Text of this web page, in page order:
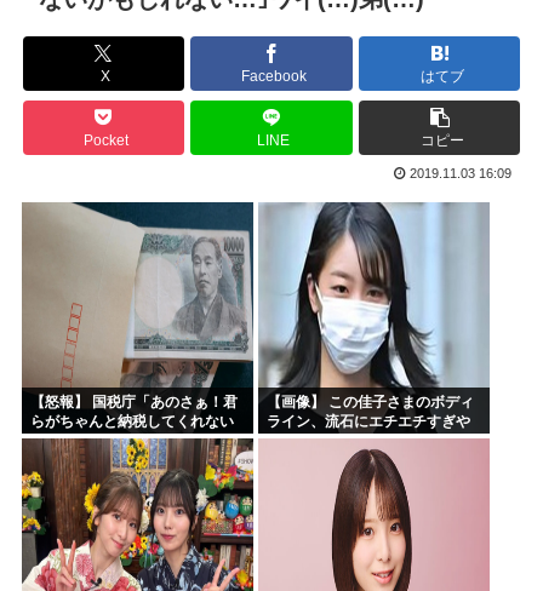
ちいかわ映画見てきたんやがバッドエンドすぎん？
熊本県民「俺たち逆らわねえだぁ！自民党様に従いますだぁ！...
お絵描きAIくん、読む本が決まらない、可愛い女の子も作れ...
お前らお盆の準備をしたか？国父安倍晋三が天国から帰ってく...
韓国人「悲報：FIFA会長にさえ2002年W杯で韓国が審...
韓国人「日本のサッカー協会も性接待やってるんじゃないです...
小泉進次郎「北朝鮮に厳重に抗議し、強く非難した」
今期アニメ、無職さよララ乙女怪獣ヤニねこ鉄ジャン天幕きみ...
日本さん食料自給率が過去最低に 25年度37% 主要先進...
X Facebook はてブ
Pocket LINE コピー
2019.11.03 16:09
【怒報】 国税庁「あのさぁ！君
らがちゃんと納税してくれない
とこうなっちゃうけどどうす
る？！」←これw w w w w w w w
【画像】 この佳子さまのボディ
ライン、流石にエチエチすぎや
ろ！